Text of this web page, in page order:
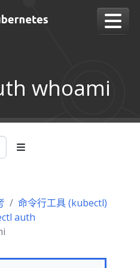
whoami
命令行工具 (kubectl)
auth